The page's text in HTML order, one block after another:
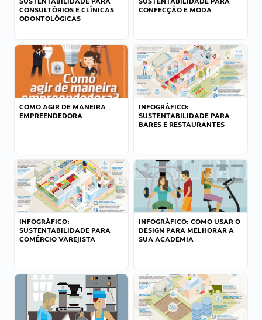
CONSULTÓRIOS E CLÍNICAS
ODONTOLÓGICAS
CONFECÇÃO E MODA
COMO AGIR DE MANEIRA
EMPREENDEDORA
INFOGRÁFICO:
SUSTENTABILIDADE PARA
BARES E RESTAURANTES
INFOGRÁFICO:
SUSTENTABILIDADE PARA
COMÉRCIO VAREJISTA
INFOGRÁFICO: COMO USAR O
DESIGN PARA MELHORAR A
SUA ACADEMIA